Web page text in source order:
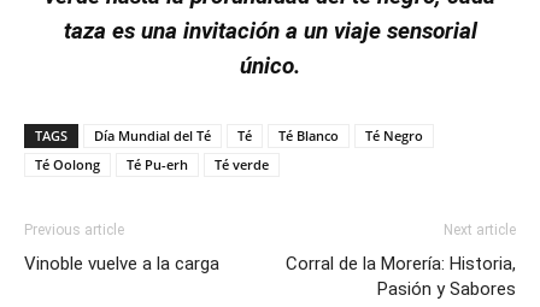
taza es una invitación a un viaje sensorial
único.
TAGS Día Mundial del Té Té Té Blanco
Té Negro
Té Oolong
Té Pu-erh Té verde
Previous article
Vinoble vuelve a la carga
Next article
Corral de la Morería: Historia,
Pasión y Sabores